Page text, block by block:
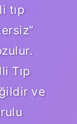
tıp
Tıp
ve